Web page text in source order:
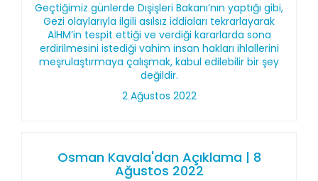
Geçtiğimiz günlerde Dışişleri Bakanı’nın yaptığı gibi,
Gezi olaylarıyla ilgili asılsız iddiaları tekrarlayarak
AİHM’in tespit ettiği ve verdiği kararlarda sona
erdirilmesini istediği vahim insan hakları ihlallerini
meşrulaştırmaya çalışmak, kabul edilebilir bir şey
değildir.
2 Ağustos 2022
Osman Kavala'dan Açıklama | 8
Ağustos 2022